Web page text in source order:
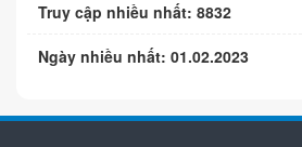
Truy cập nhiều nhất: 8832
Ngày nhiều nhất: 01.02.2023